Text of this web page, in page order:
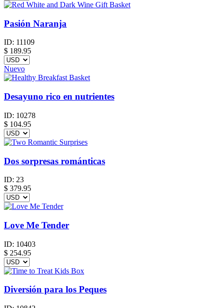
Pasión Naranja
ID: 11109
$ 189.95
Nuevo
Desayuno rico en nutrientes
ID: 10278
$ 104.95
Dos sorpresas románticas
ID: 23
$ 379.95
Love Me Tender
ID: 10403
$ 254.95
Diversión para los Peques